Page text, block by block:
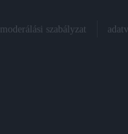
moderálási szabályzat